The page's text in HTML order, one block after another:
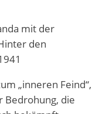
mit der
den
„inneren Feind“,
Bedrohung, die